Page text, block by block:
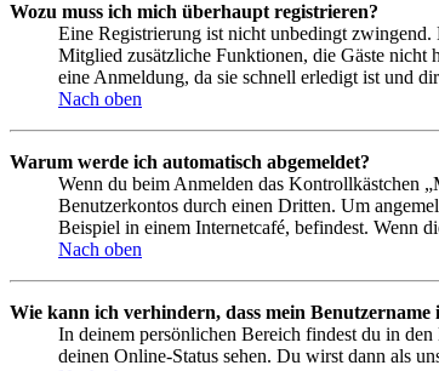
Wozu muss ich mich überhaupt registrieren?
Eine Registrierung ist nicht unbedingt zwingend.
Mitglied zusätzliche Funktionen, die Gäste nicht
eine Anmeldung, da sie schnell erledigt ist und
Nach oben
Warum werde ich automatisch abgemeldet?
Wenn du beim Anmelden das Kontrollkästchen
Benutzerkontos durch einen Dritten. Um
Beispiel in einem Internetcafé, befindest. Wenn
Nach oben
Wie kann ich verhindern, dass mein
In deinem persönlichen Bereich findest du in
deinen Online-Status sehen. Du wirst dann als